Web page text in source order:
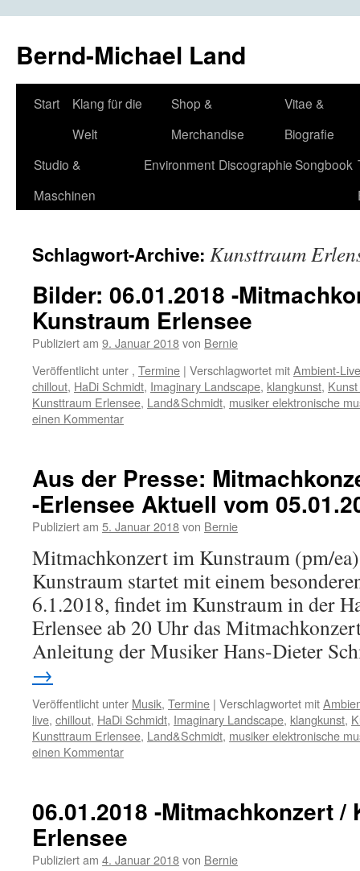
Bernd-Michael Land
Zum
springen
Start
Klang für die
Welt
Shop &
Merchandise
Vitae &
Biografie
Studio &
Maschinen
Environment DiscographieSongbook
Schlagwort-Archive: Kunsttraum
Bilder: 06.01.2018 -
Kunstraum Erlensee
Publiziert am 9. Januar 2018von Bernie
Veröffentlicht unter , Termine | Verschlagwortet mitAmbient-
chillout, HaDi Schmidt, Imaginary Landscape, klangkunst,
Kunsttraum Erlensee, Land&Schmidt, musiker elektronische
einen Kommentar
Aus der Presse:
-Erlensee Aktuell vom
Publiziert am 5. Januar 2018von Bernie
Mitmachkonzert im Kunstraum (pm/
Kunstraum startet mit einem
6.1.2018, findet im Kunstraum in der
Erlensee ab 20 Uhr das
Anleitung der Musiker Hans-Dieter
→
Veröffentlicht unter Musik, Termine | Verschlagwortet mit
live, chillout, HaDi Schmidt, Imaginary Landscape, klangkunst,
Kunsttraum Erlensee, Land&Schmidt, musiker elektronische
einen Kommentar
06.01.2018 -Mitmachkonzert /
Erlensee
Publiziert am 4. Januar 2018von Bernie